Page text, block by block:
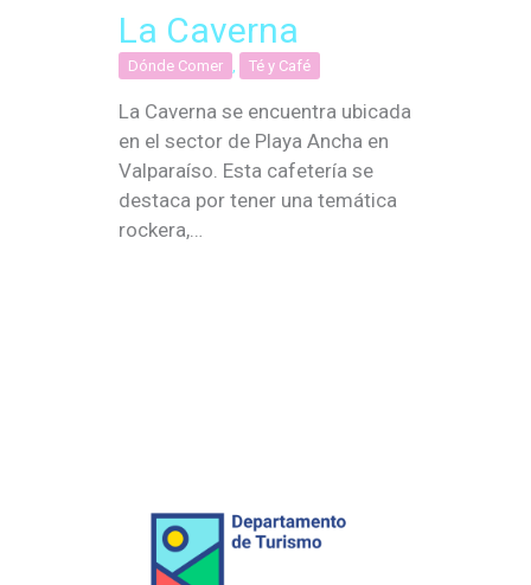
La Caverna
Dónde Comer , Té y Café
La Caverna se encuentra ubicada
en el sector de Playa Ancha en
Valparaíso. Esta cafetería se
destaca por tener una temática
rockera,…